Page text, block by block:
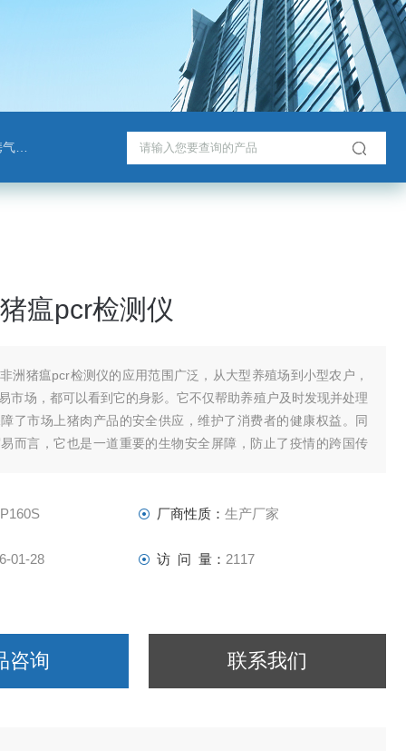
仪
瘟pcr检测仪
洲猪瘟pcr检测仪的应用范围广泛，从大型养殖场到小型农户，
市场，都可以看到它的身影。它不仅帮助养殖户及时发现并处理
了市场上猪肉产品的安全供应，维护了消费者的健康权益。同
而言，它也是一道重要的生物安全屏障，防止了疫情的跨国传
厂商性质： 生产厂家
01-28 访 问 量： 2117
咨询 联系我们